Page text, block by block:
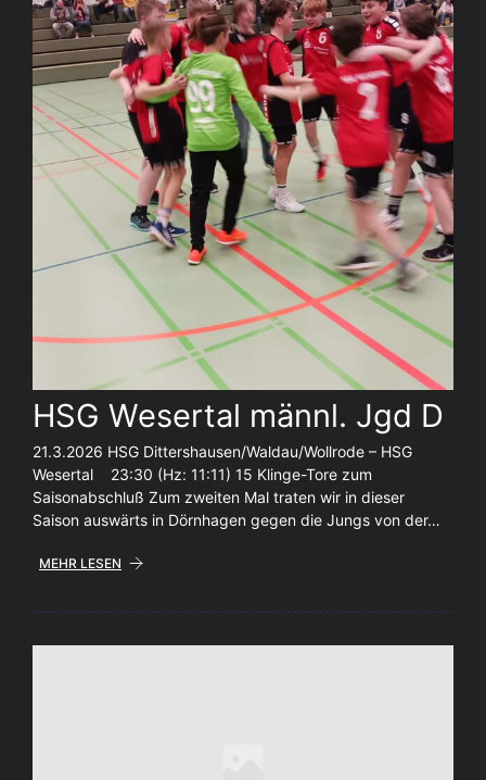
HSG Wesertal männl. Jgd D
21.3.2026 HSG Dittershausen/Waldau/Wollrode – HSG
Wesertal 23:30 (Hz: 11:11) 15 Klinge-Tore zum
Saisonabschluß Zum zweiten Mal traten wir in dieser
Saison auswärts in Dörnhagen gegen die Jungs von der…
MEHR LESEN